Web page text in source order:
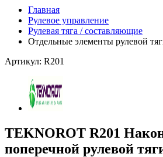
Главная
Рулевое управление
Рулевая тяга / составляющие
Отдельные элементы рулевой
Артикул: R201
TEKNOROT R201
поперечной рулевой